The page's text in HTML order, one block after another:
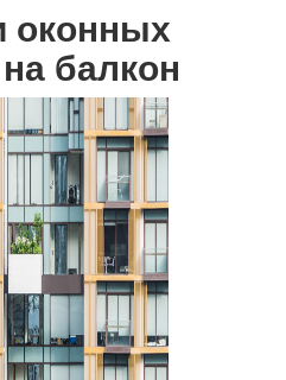
оконных
балкон